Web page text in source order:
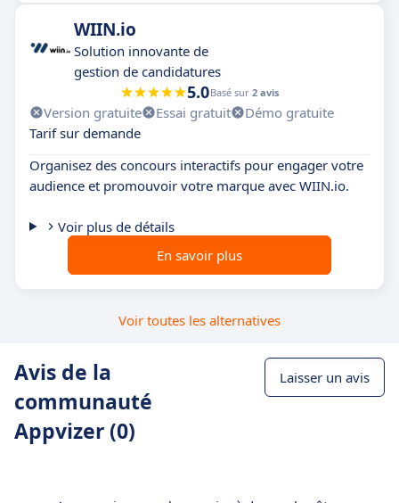
WIIN.io
Solution innovante de
gestion de candidatures
5.0Basé sur 2 avis
Version gratuite Essai gratuit
Démo gratuite
Tarif sur demande
Organisez des concours interactifs pour engager votre
audience et promouvoir votre marque avec WIIN.io.
Voir plus de détails
En savoir plus
Voir toutes les alternatives
Avis de la
communauté
Appvizer (0)
Laisser un avis